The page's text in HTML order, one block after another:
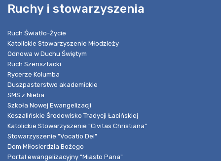
Ruchy i stowarzyszenia
Ruch Światło-Życie
Katolickie Stowarzyszenie Młodzieży
Odnowa w Duchu Świętym
Ruch Szensztacki
Rycerze Kolumba
Duszpasterstwo akademickie
SMS z Nieba
Szkoła Nowej Ewangelizacji
Koszalińskie Środowisko Tradycji Łacińskiej
Katolickie Stowarzyszenie "Civitas Christiana"
Stowarzyszenie "Vocatio Dei"
Dom Miłosierdzia Bożego
Portal ewangelizacyjny "Miasto Pana"